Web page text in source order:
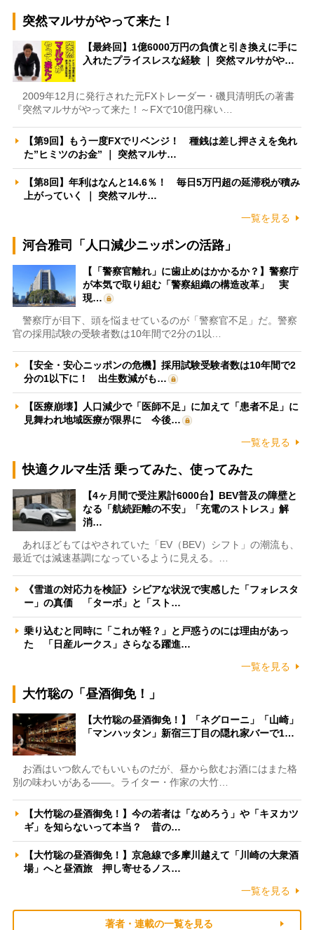
突然マルサがやって来た！
【最終回】1億6000万円の負債と引き換えに手に
入れたプライスレスな経験 ｜ 突然マルサがや…
2009年12月に発行された元FXトレーダー・磯貝清明氏の著書
『突然マルサがやって来た！～FXで10億円稼い…
【第9回】もう一度FXでリベンジ！ 種銭は差し押さえを免れ
た”ヒミツのお金” ｜ 突然マルサ…
【第8回】年利はなんと14.6％！ 毎日5万円超の延滞税が積み
上がっていく ｜ 突然マルサ…
一覧を見る
河合雅司「人口減少ニッポンの活路」
【「警察官離れ」に歯止めはかかるか？】警察庁
が本気で取り組む「警察組織の構造改革」 実
現…
警察庁が目下、頭を悩ませているのが「警察官不足」だ。警察
官の採用試験の受験者数は10年間で2分の1以…
【安全・安心ニッポンの危機】採用試験受験者数は10年間で2
分の1以下に！ 出生数減がも…
【医療崩壊】人口減少で「医師不足」に加えて「患者不足」に
見舞われ地域医療が限界に 今後…
一覧を見る
快適クルマ生活 乗ってみた、使ってみた
【4ヶ月間で受注累計6000台】BEV普及の障壁と
なる「航続距離の不安」「充電のストレス」解
消…
あれほどもてはやされていた「EV（BEV）シフト」の潮流も、
最近では減速基調になっているように見える。…
《雪道の対応力を検証》シビアな状況で実感した「フォレスタ
ー」の真価 「ターボ」と「スト…
乗り込むと同時に「これが軽？」と戸惑うのには理由があっ
た 「日産ルークス」さらなる躍進…
一覧を見る
大竹聡の「昼酒御免！」
【大竹聡の昼酒御免！】「ネグローニ」「山崎」
「マンハッタン」新宿三丁目の隠れ家バーで1…
お酒はいつ飲んでもいいものだが、昼から飲むお酒にはまた格
別の味わいがある――。ライター・作家の大竹…
【大竹聡の昼酒御免！】今の若者は「なめろう」や「キヌカツ
ギ」を知らないって本当？ 昔の…
【大竹聡の昼酒御免！】京急線で多摩川越えて「川崎の大衆酒
場」へと昼酒旅 押し寄せるノス…
一覧を見る
著者・連載の一覧を見る